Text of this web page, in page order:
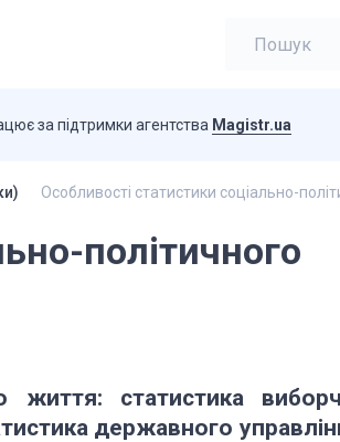
за підтримки агентства Magistr.ua
Особливості статистики соціально-
політичного
життя: статистика
державного